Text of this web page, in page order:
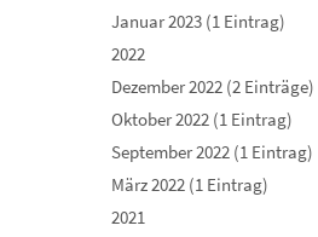
Januar 2023 (1 Eintrag)
2022
Dezember 2022 (2 Einträge)
Oktober 2022 (1 Eintrag)
September 2022 (1 Eintrag)
März 2022 (1 Eintrag)
2021